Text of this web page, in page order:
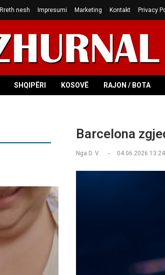
Rreth nesh Impresumi Marketing Kontakt Privacy
SHQIPËRI KOSOVË RAJON / BOTA
Barcelona
Nga D. V. 04.06.2026 13:24